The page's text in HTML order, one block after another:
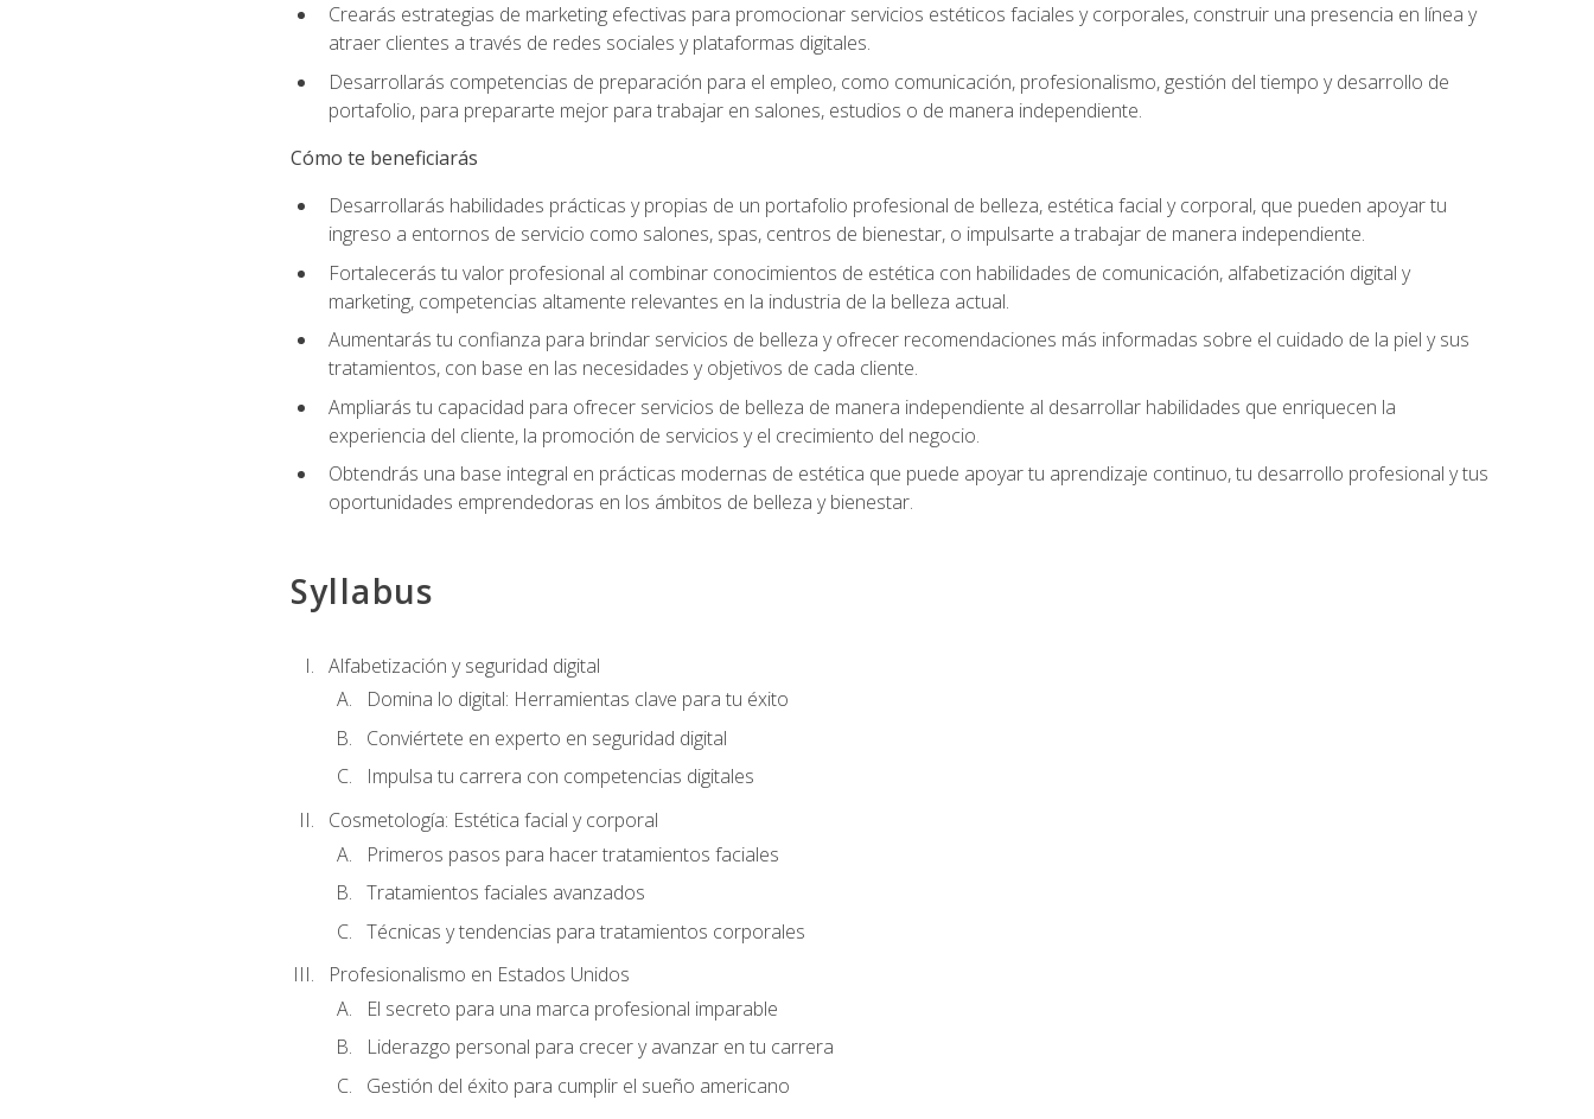
Crearás estrategias de marketing efectivas para promocionar servicios estéticos faciales y corporales, construir una presencia en línea y
atraer clientes a través de redes sociales y plataformas digitales.
Desarrollarás competencias de preparación para el empleo, como comunicación, profesionalismo, gestión del tiempo y desarrollo de
portafolio, para prepararte mejor para trabajar en salones, estudios o de manera independiente.
Cómo te beneficiarás
Desarrollarás habilidades prácticas y propias de un portafolio profesional de belleza, estética facial y corporal, que pueden apoyar tu
ingreso a entornos de servicio como salones, spas, centros de bienestar, o impulsarte a trabajar de manera independiente.
Fortalecerás tu valor profesional al combinar conocimientos de estética con habilidades de comunicación, alfabetización digital y
marketing, competencias altamente relevantes en la industria de la belleza actual.
Aumentarás tu confianza para brindar servicios de belleza y ofrecer recomendaciones más informadas sobre el cuidado de la piel y sus
tratamientos, con base en las necesidades y objetivos de cada cliente.
Ampliarás tu capacidad para ofrecer servicios de belleza de manera independiente al desarrollar habilidades que enriquecen la
experiencia del cliente, la promoción de servicios y el crecimiento del negocio.
Obtendrás una base integral en prácticas modernas de estética que puede apoyar tu aprendizaje continuo, tu desarrollo profesional y tus
oportunidades emprendedoras en los ámbitos de belleza y bienestar.
Syllabus
Alfabetización y seguridad digital
Domina lo digital: Herramientas clave para tu éxito
Conviértete en experto en seguridad digital
Impulsa tu carrera con competencias digitales
Cosmetología: Estética facial y corporal
Primeros pasos para hacer tratamientos faciales
Tratamientos faciales avanzados
Técnicas y tendencias para tratamientos corporales
Profesionalismo en Estados Unidos
El secreto para una marca profesional imparable
Liderazgo personal para crecer y avanzar en tu carrera
Gestión del éxito para cumplir el sueño americano